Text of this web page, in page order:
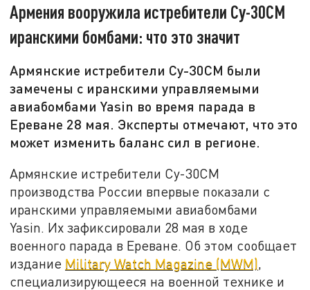
Армения вооружила истребители Су-30СМ
иранскими бомбами: что это значит
Армянские истребители Су-30СМ были
замечены с иранскими управляемыми
авиабомбами Yasin во время парада в
Ереване 28 мая. Эксперты отмечают, что это
может изменить баланс сил в регионе.
Армянские истребители Су-30СМ
производства России впервые показали с
иранскими управляемыми авиабомбами
Yasin. Их зафиксировали 28 мая в ходе
военного парада в Ереване. Об этом сообщает
издание Military Watch Magazine (MWM),
специализирующееся на военной технике и